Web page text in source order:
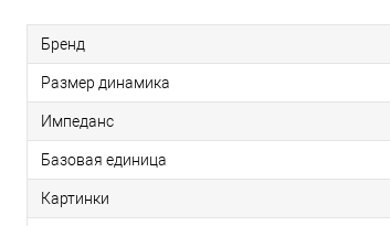
Бренд
Размер динамика
Импеданс
Базовая единица
Картинки